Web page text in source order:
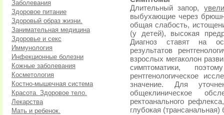
Заболевания
Здоровое питание
Здоровый образ жизни.
Занимательная медицина
Здоровье и секс
Иммунология
Инфекционные болезни
Кожные заболевания
Косметология
Костно-мышечная система
Красота. Здоровое тело.
Лекарства
Мать и ребенок.
Длительный запор,
выбухающие через
общая слабость,
(у детей), высокая
Диагноз ставят на
результатов
взрослых мегаколон
симптоматики,
рентгенологическое
значение. Для
общеклиническое
ректоанального
глубокая